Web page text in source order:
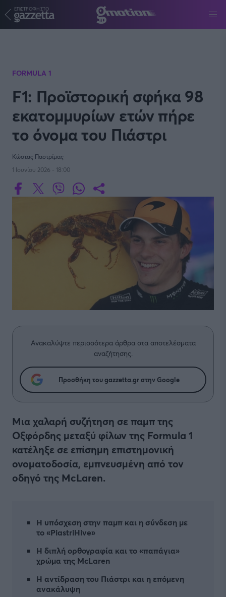
ΕΠΙΣΤΡΟΦΗ ΣΤΟ
FORMULA 1
F1: Προϊστορική σφήκα 98
εκατομμυρίων ετών πήρε
το όνομα του Πιάστρι
Κώστας Παστρίμας
1 Ιουνίου 2026 - 18:00
Ανακαλύψτε περισσότερα άρθρα στα αποτελέσματα
αναζήτησης.
Προσθήκη του gazzetta.gr στην Google
Μια χαλαρή συζήτηση σε παμπ της
Οξφόρδης μεταξύ φίλων της Formula 1
κατέληξε σε επίσημη επιστημονική
ονοματοδοσία, εμπνευσμένη από τον
οδηγό της McLaren.
Η υπόσχεση στην παμπ και η σύνδεση με
το «PiastriHive»
Η διπλή ορθογραφία και το «παπάγια»
χρώμα της McLaren
Η αντίδραση του Πιάστρι και η επόμενη
ανακάλυψη